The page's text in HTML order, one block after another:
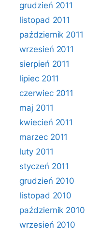
grudzień 2011
listopad 2011
październik 2011
wrzesień 2011
sierpień 2011
lipiec 2011
czerwiec 2011
maj 2011
kwiecień 2011
marzec 2011
luty 2011
styczeń 2011
grudzień 2010
listopad 2010
październik 2010
wrzesień 2010